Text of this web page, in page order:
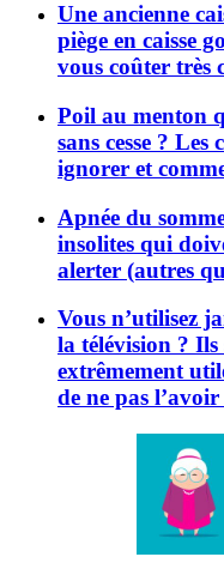
Une ancienne
piège en caisse
vous coûter très
Poil au menton
sans cesse ? Les
ignorer et
Apnée du
insolites qui
alerter (autres
Vous n’utilisez
la télévision ?
extrêmement
de ne pas